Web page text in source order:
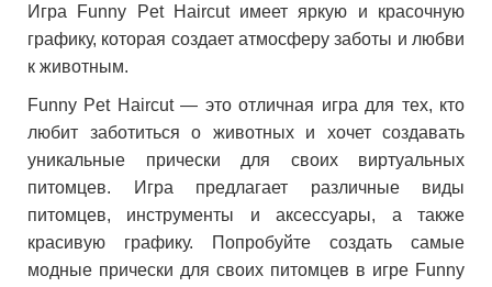
Игра Funny Pet Haircut имеет яркую и красочную
графику, которая создает атмосферу заботы и любви
к животным.
Funny Pet Haircut — это отличная игра для тех, кто
любит заботиться о животных и хочет создавать
уникальные прически для своих виртуальных
питомцев. Игра предлагает различные виды
питомцев, инструменты и аксессуары, а также
красивую графику. Попробуйте создать самые
модные прически для своих питомцев в игре Funny